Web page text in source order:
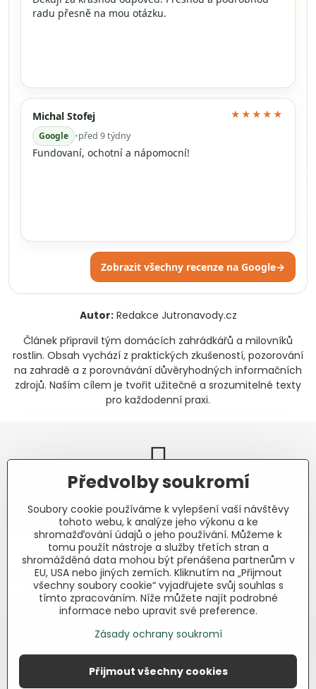
radu přesně na mou otázku.
Michal Stofej
Google •před 9 týdny
★★★★★
Fundovaní, ochotní a nápomocní!
Zobrazit všechny recenze na Google→
Autor:Redakce Jutronavody.cz
Článek připravil tým domácích zahrádkářů a milovníků
rostlin. Obsah vychází z praktických zkušeností, pozorování
na zahradě a z porovnávání důvěryhodných informačních
zdrojů. Naším cílem je tvořit užitečné a srozumitelné texty
pro každodenní praxi.
Newsletter
Odebírat naše novinky:
Odebírat
Chci se přihlásit k odběru novinek e-mailem.
©2026Copyright
Předvolby soukromíZásady ochrany soukromí
Předvolby soukromí
Soubory cookie používáme k vylepšení vaší návštěvy
tohoto webu, k analýze jeho výkonu a ke
shromažďování údajů o jeho používání. Můžeme k
tomu použít nástroje a služby třetích stran a
shromážděná data mohou být přenášena partnerům v
EU, USA nebo jiných zemích. Kliknutím na „Přijmout
všechny soubory cookie“ vyjadřujete svůj souhlas s
tímto zpracováním. Níže můžete najít podrobné
informace nebo upravit své preference.
Zásady ochrany soukromí
Přijmout všechny cookies